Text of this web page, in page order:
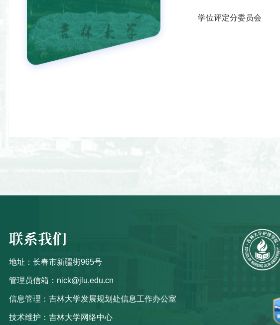
学位评定分委员会
联系我们
地址：长春市新疆街965号
管理员信箱：nick@jlu.edu.cn
信息管理：吉林大学发展规划处信息工作办公室
技术维护：吉林大学网络中心